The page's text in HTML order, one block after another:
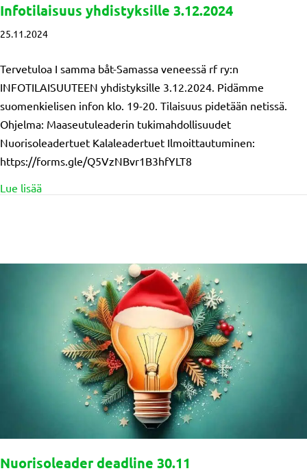
Infotilaisuus yhdistyksille 3.12.2024
25.11.2024
Tervetuloa I samma båt-Samassa veneessä rf ry:n
INFOTILAISUUTEEN yhdistyksille 3.12.2024. Pidämme
suomenkielisen infon klo. 19-20. Tilaisuus pidetään netissä.
Ohjelma: Maaseutuleaderin tukimahdollisuudet
Nuorisoleadertuet Kalaleadertuet Ilmoittautuminen:
https://forms.gle/Q5VzNBvr1B3hfYLT8
Lue lisääabout Infotilaisuus yhdistyksille 3.12.2024
Nuorisoleader deadline 30.11